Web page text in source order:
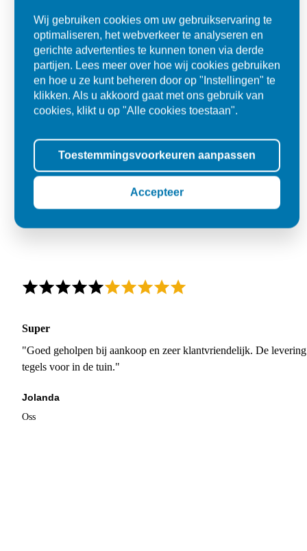
Super
"Goed geholpen bij aankoop en zeer klantvriendelijk. De
tegels voor in de tuin."
Jolanda
Oss
Wij gebruiken cookies om uw gebruikservaring te
optimaliseren, het webverkeer te analyseren en
gerichte advertenties te kunnen tonen via derde
partijen. Lees meer over hoe wij cookies gebruiken
en hoe u ze kunt beheren door op "Instellingen" te
klikken. Als u akkoord gaat met ons gebruik van
cookies, klikt u op "Alle cookies toestaan".
Toestemmingsvoorkeuren aanpassen
Accepteer